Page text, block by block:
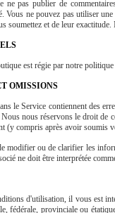
ne pas publier de
Vous ne pouvez pas utiliser
soumettez et de leur
est régie par notre
OMISSIONS
le Service contiennent des
nous réservons le droit de
(y compris après avoir soumis
modifier ou de clarifier les
ne doit être interprétée
d'utilisation, il vous est
fédérale, provinciale ou